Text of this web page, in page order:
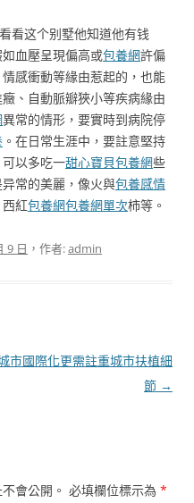
看看这个别墅他知道他有钱
如血壓呈現偏高或包養網許偏
感衝動等緣由惹起的，也能
、自動脈瓣狹小等疾病緣由
異常的情形，要實時到病院停
。在日常生涯中，要註意堅持
以多吃一甜心寶貝包養網些
常的美麗，像火與包養感情
紅包養網包養網單次柿等。
9 日 ，作者:admin
市國際化更需註重城市扶植細
節 →
會公開。 必填欄位標示為 *